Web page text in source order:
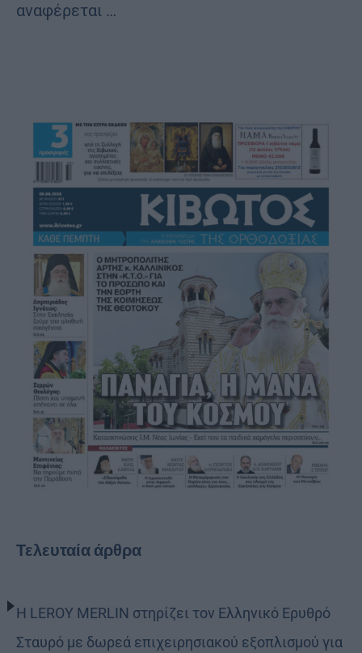
αναφέρεται …
Τελευταία άρθρα
Η LEROY MERLIN στηρίζει τον Ελληνικό Ερυθρό
Σταυρό με δωρεά επιχειρησιακού εξοπλισμού για